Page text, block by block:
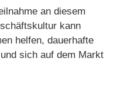
an diesem
kann
helfen, dauerhafte
sich auf dem Markt